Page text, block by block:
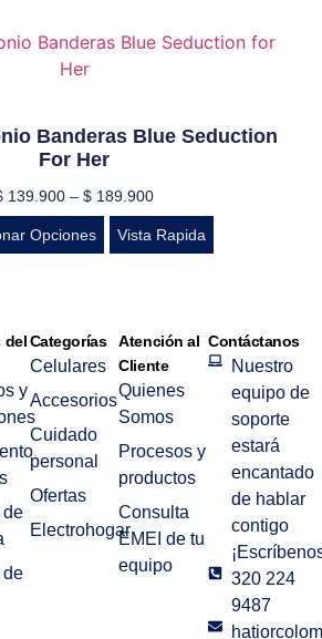
Banderas Blue Seduction
For Her
139.900 – $ 189.900
Opciones Vista Rapida
del
y
de
de
Categorías
Celulares
Accesorios
Cuidado
personal
Ofertas
Electrohogar
Atención al
Cliente
Quienes
Somos
Procesos y
productos
Consulta
EMEI de tu
equipo
Contáctanos
Nuestro
equipo de
soporte
estará
encantado
de hablar
contigo
320 224
9487